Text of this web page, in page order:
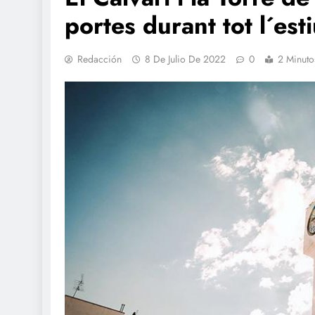
portes durant tot
Redacción 8 De Julio De 2022 0 2